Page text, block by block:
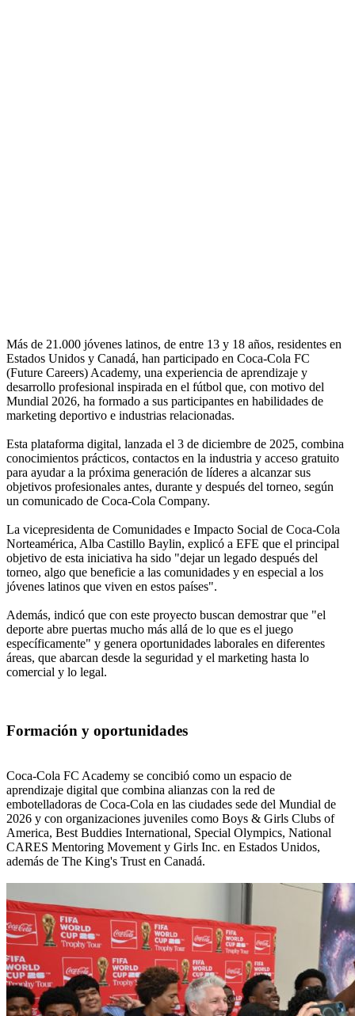
Más de 21.000 jóvenes latinos, de entre 13 y 18 años, residentes en
Estados Unidos y Canadá, han participado en Coca-Cola FC
(Future Careers) Academy, una experiencia de aprendizaje y
desarrollo profesional inspirada en el fútbol que, con motivo del
Mundial 2026, ha formado a sus participantes en habilidades de
marketing deportivo e industrias relacionadas.
Esta plataforma digital, lanzada el 3 de diciembre de 2025, combina
conocimientos prácticos, contactos en la industria y acceso gratuito
para ayudar a la próxima generación de líderes a alcanzar sus
objetivos profesionales antes, durante y después del torneo, según
un comunicado de Coca-Cola Company.
La vicepresidenta de Comunidades e Impacto Social de Coca-Cola
Norteamérica, Alba Castillo Baylin, explicó a EFE que el principal
objetivo de esta iniciativa ha sido "dejar un legado después del
torneo, algo que beneficie a las comunidades y en especial a los
jóvenes latinos que viven en estos países".
Además, indicó que con este proyecto buscan demostrar que "el
deporte abre puertas mucho más allá de lo que es el juego
específicamente" y genera oportunidades laborales en diferentes
áreas, que abarcan desde la seguridad y el marketing hasta lo
comercial y lo legal.
Formación y oportunidades
Coca-Cola FC Academy se concibió como un espacio de
aprendizaje digital que combina alianzas con la red de
embotelladoras de Coca-Cola en las ciudades sede del Mundial de
2026 y con organizaciones juveniles como Boys & Girls Clubs of
America, Best Buddies International, Special Olympics, National
CARES Mentoring Movement y Girls Inc. en Estados Unidos,
además de The King's Trust en Canadá.